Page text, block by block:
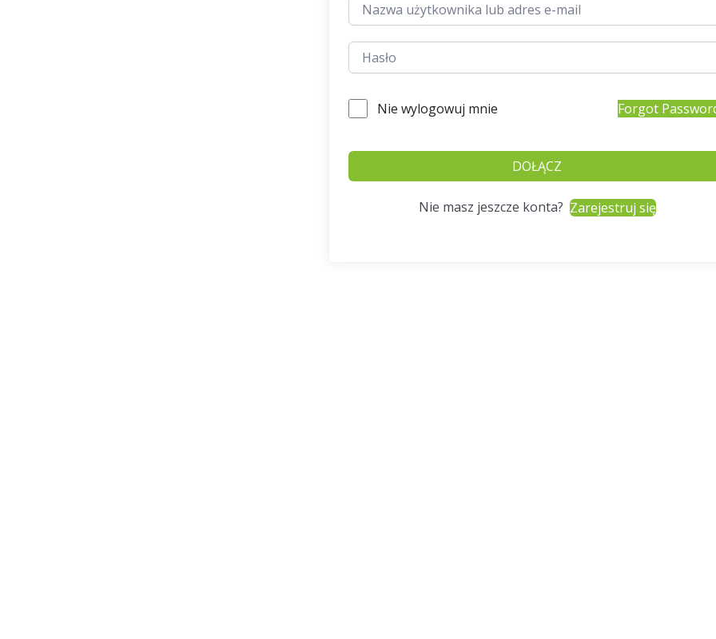
Nie wylogowuj mnie Forgot
DOŁĄCZ
Nie masz jeszcze konta? Zarejestruj się